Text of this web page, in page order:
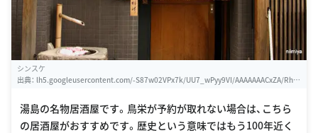
シンスケ
出典： lh5.googleusercontent.com/-S87w02VPx7k/UU7_wPyy9VI/AAAAAAACxZA/Rhq
湯島の名物居酒屋です。鳥栄が予約が取れない場合は、こちら
の居酒屋がおすすめです。歴史という意味ではもう100年近く